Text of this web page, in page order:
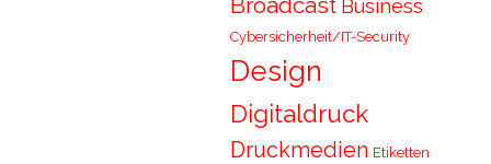
Business
Cybersicherheit/IT-Security
Design
Digitaldruck
Druckmedien Etiketten